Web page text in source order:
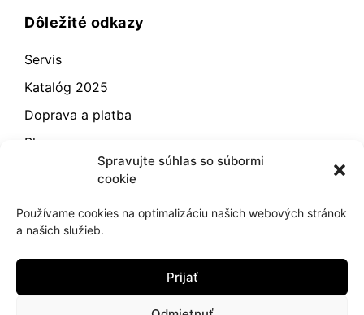
Spravujte súhlas so súbormi
cookie
Používame cookies na optimalizáciu našich webových stránok
a našich služieb.
Prijať
Dôležité odkazy
Servis
Katalóg 2025
Doprava a platba
Blog
Odstúpenie od zmluvy
Zásady používania súborov cookie (EÚ)